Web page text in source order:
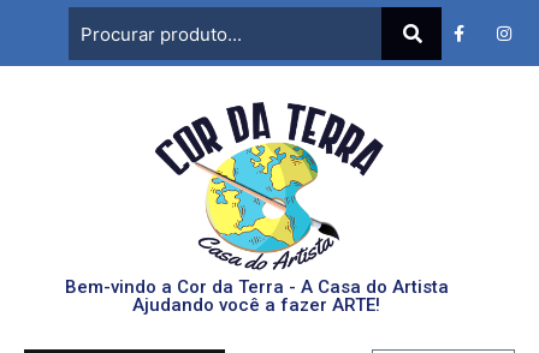
Bem-vindo a Cor da Terra - A Casa do Artista
Ajudando você a fazer ARTE!